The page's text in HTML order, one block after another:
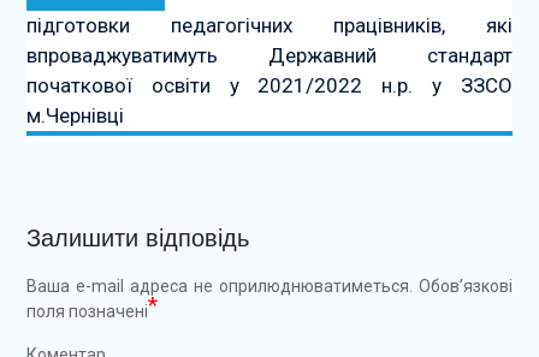
підготовки педагогічних працівників, які
впроваджуватимуть Державний стандарт
початкової освіти у 2021/2022 н.р. у ЗЗСО
м.Чернівці
Залишити відповідь
Ваша e-mail адреса не оприлюднюватиметься. Обов’язкові
поля позначені*